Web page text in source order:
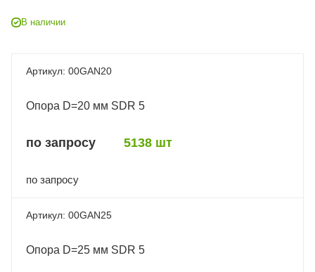
В наличии
00GAN20
Опора D=20 мм SDR 5
по запросу 5138 шт
по запросу
00GAN25
Опора D=25 мм SDR 5